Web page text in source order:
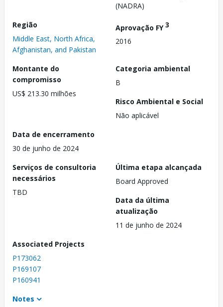
(NADRA)
Região
Middle East, North Africa,
Afghanistan, and Pakistan
Aprovação FY3
2016
Montante do
compromisso
US$ 213.30 milhões
Categoria ambiental
B
Risco Ambiental e Social
Não aplicável
Data de encerramento
30 de junho de 2024
Serviços de consultoria
necessários
TBD
Última etapa alcançada
Board Approved
Data da última
atualização
11 de junho de 2024
Associated Projects
P173062
P169107
P160941
Notes